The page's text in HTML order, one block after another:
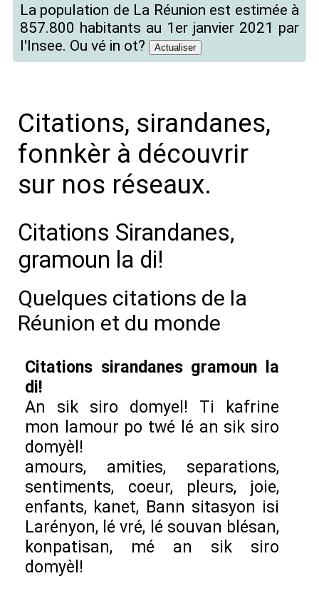
La population de La Réunion est estimée à
857.800 habitants au 1er janvier 2021 par
l'Insee. Ou vé in ot?
Citations, sirandanes,
fonnkèr à découvrir
sur nos réseaux.
Citations Sirandanes,
gramoun la di!
Quelques citations de la
Réunion et du monde
Citations sirandanes gramoun la
di!
An sik siro domyel! Ti kafrine
mon lamour po twé lé an sik siro
domyèl!
amours, amities, separations,
sentiments, coeur, pleurs, joie,
enfants, kanet, Bann sitasyon isi
Larényon, lé vré, lé souvan blésan,
konpatisan, mé an sik siro
domyèl!